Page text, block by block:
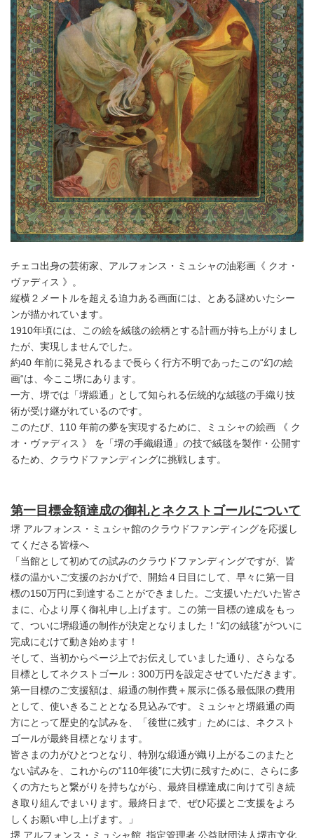
チェコ出身の芸術家、アルフォンス・ミュシャの油彩画《 クオ・
ヴァディス 》。
縦横２メートルを超える迫力ある画面には、とある謎めいたシー
ンが描かれています。
1910年頃には、この絵を絨毯の絵柄とする計画が持ち上がりまし
たが、実現しませんでした。
約40 年前に発見されるまで長らく行方不明であったこの“幻の絵
画“は、今ここ堺にあります。
一方、堺では「堺緞通」として知られる伝統的な絨毯の手織り技
術が受け継がれているのです。
このたび、110 年前の夢を実現するために、ミュシャの絵画 《 ク
オ・ヴァディス 》 を「堺の手織緞通」の技で絨毯を製作・公開す
るため、クラウドファンディングに挑戦します。
第一目標金額達成の御礼とネクストゴールについて
堺 アルフォンス・ミュシャ館のクラウドファンディングを応援し
てくださる皆様へ
「当館として初めての試みのクラウドファンディングですが、皆
様の温かいご支援のおかげで、開始４日目にして、早々に第一目
標の150万円に到達することができました。ご支援いただいた皆さ
まに、心より厚く御礼申し上げます。この第一目標の達成をもっ
て、ついに堺緞通の制作が決定となりました！“幻の絨毯”がついに
完成にむけて動き始めます！
そして、当初からページ上でお伝えしていました通り、さらなる
目標としてネクストゴール：300万円を設定させていただきます。
第一目標のご支援額は、緞通の制作費＋展示に係る最低限の費用
として、使いきることとなる見込みです。ミュシャと堺緞通の両
方にとって歴史的な試みを、「後世に残す」ためには、ネクスト
ゴールが最終目標となります。
皆さまの力がひとつとなり、特別な緞通が織り上がるこのまたと
ない試みを、これからの“110年後”に大切に残すために、さらに多
くの方たちと繋がりを持ちながら、最終目標達成に向けて引き続
き取り組んでまいります。最終日まで、ぜひ応援とご支援をよろ
しくお願い申し上げます。」
堺 アルフォンス・ミュシャ館 指定管理者 公益財団法人堺市文化